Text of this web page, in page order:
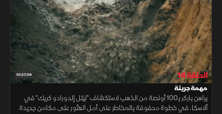
01:27:59 الحلقة 14
مهمة جريئة
يراهن باركر بـ100 أونصة من الذهب لاستكشاف "ليتل إلدورادو كريك" في
ألاسكا، في خطوة محفوفة بالمخاطر على أمل العثور على مكامن جديدة.